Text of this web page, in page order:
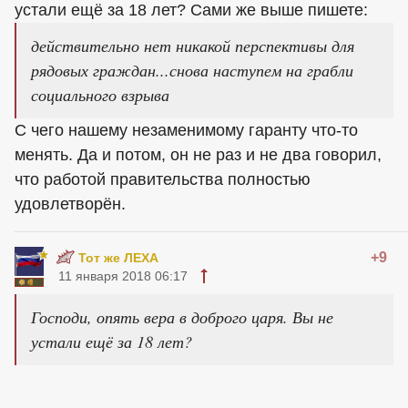
устали ещё за 18 лет? Сами же выше пишете:
действительно нет никакой перспективы для
рядовых граждан...снова наступем на грабли
социального взрыва
С чего нашему незаменимому гаранту что-то
менять. Да и потом, он не раз и не два говорил,
что работой правительства полностью
удовлетворён.
Тот же ЛЕХА +9
11 января 2018 06:17
Господи, опять вера в доброго царя. Вы не
устали ещё за 18 лет?